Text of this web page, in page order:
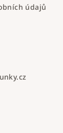
údajů